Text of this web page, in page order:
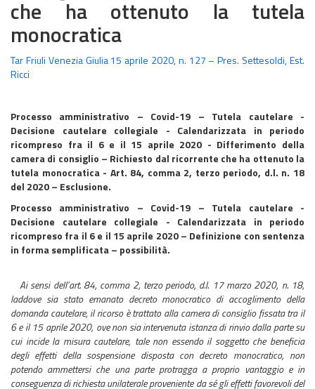
che ha ottenuto la tutela
monocratica
Tar Friuli Venezia Giulia 15 aprile 2020, n. 127 – Pres. Settesoldi, Est.
Ricci
Processo amministrativo – Covid-19 – Tutela cautelare -
Decisione cautelare collegiale - Calendarizzata in periodo
ricompreso fra il 6 e il 15 aprile 2020 - Differimento della
camera di consiglio – Richiesto dal ricorrente che ha ottenuto la
tutela monocratica - Art. 84, comma 2, terzo periodo, d.l. n. 18
del 2020 – Esclusione.
Processo amministrativo – Covid-19 – Tutela cautelare -
Decisione cautelare collegiale - Calendarizzata in periodo
ricompreso fra il 6 e il 15 aprile 2020 – Definizione con sentenza
in forma semplificata – possibilità.
Ai sensi dell’art. 84, comma 2, terzo periodo, d.l. 17 marzo 2020, n. 18,
laddove sia stato emanato decreto monocratico di accoglimento della
domanda cautelare, il ricorso è trattato alla camera di consiglio fissata tra il
6 e il 15 aprile 2020, ove non sia intervenuta istanza di rinvio dalla parte su
cui incide la misura cautelare, tale non essendo il soggetto che beneficia
degli effetti della sospensione disposta con decreto monocratico, non
potendo ammettersi che una parte protragga a proprio vantaggio e in
conseguenza di richiesta unilaterale proveniente da sé gli effetti favorevoli del